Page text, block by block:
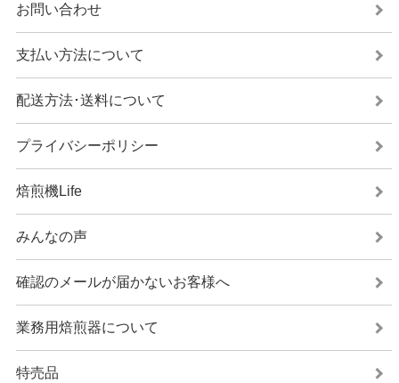
お問い合わせ
支払い方法について
配送方法･送料について
プライバシーポリシー
焙煎機Life
みんなの声
確認のメールが届かないお客様へ
業務用焙煎器について
特売品